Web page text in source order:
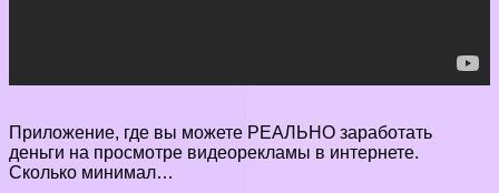
Приложение, где вы можете РЕАЛЬНО заработать
деньги на просмотре видеорекламы в интернете.
Сколько минимал…